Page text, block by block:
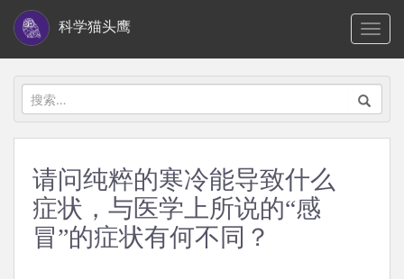
i
科学猫头鹰
搜
索：
请问纯粹的寒冷能导致什么
症状，与医学上所说的“感
冒”的症状有何不同？